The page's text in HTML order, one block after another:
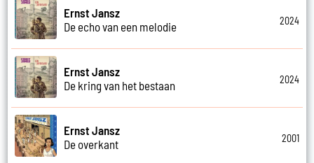
Ernst Jansz
De echo van een melodie
2024
Ernst Jansz
De kring van het bestaan
2024
Ernst Jansz
De overkant
2001